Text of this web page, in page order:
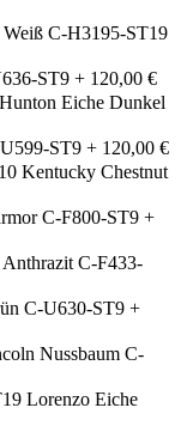
C-H3195-ST19
ST9 + 120,00 €
Hunton Eiche Dunkel
ST9 + 120,00 €
Kentucky Chestnut
C-F800-ST9 +
C-F433-
C-U630-ST9 +
Nussbaum C-
Lorenzo Eiche